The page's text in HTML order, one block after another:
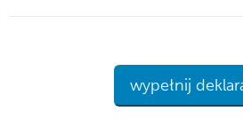
wypełnij